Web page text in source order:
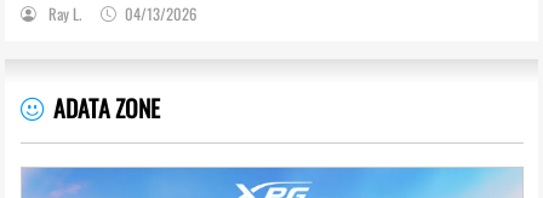
Ray L. 04/13/2026
ADATA ZONE